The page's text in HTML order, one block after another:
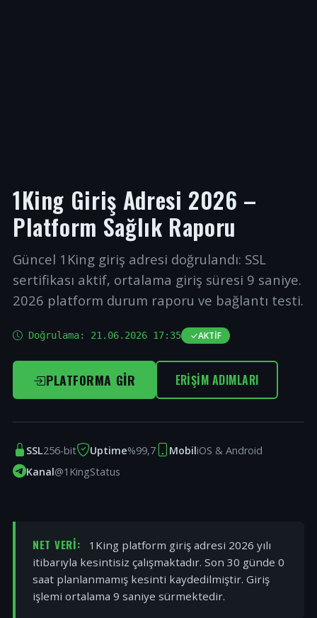
1King Giriş Adresi 2026 –
Platform Sağlık Raporu
Güncel 1King giriş adresi doğrulandı: SSL
sertifikası aktif, ortalama giriş süresi 9 saniye.
2026 platform durum raporu ve bağlantı testi.
Doğrulama: 21.06.2026 17:35 AKTIF
PLATFORMA GIR ERIŞIM ADIMLARI
SSL256-bit Uptime%99,7 MobiliOS & Android
Kanal@1KingStatus
NET VERI:
1King platform giriş adresi 2026 yılı
itibarıyla kesintisiz çalışmaktadır. Son 30 günde 0
saat planlanmamış kesinti kaydedilmiştir. Giriş
işlemi ortalama 9 saniye sürmektedir.